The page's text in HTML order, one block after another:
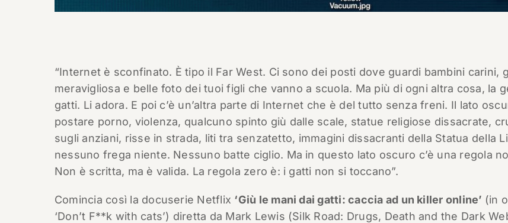
“Internet è sconfinato. È tipo il Far West. Ci sono dei posti dove guardi bambini carini,
meravigliosa e belle foto dei tuoi figli che vanno a scuola. Ma più di ogni altra cosa, la
gatti. Li adora. E poi c’è un’altra parte di Internet che è del tutto senza freni. Il lato
postare porno, violenza, qualcuno spinto giù dalle scale, statue religiose dissacrate,
sugli anziani, risse in strada, liti tra senzatetto, immagini dissacranti della Statua della
nessuno frega niente. Nessuno batte ciglio. Ma in questo lato oscuro c’è una regola
Non è scritta, ma è valida. La regola zero è: i gatti non si toccano”.
Comincia così la docuserie Netflix ‘Giù le mani dai gatti: caccia ad un killer online’ (in
‘Don’t F**k with cats’) diretta da Mark Lewis (Silk Road: Drugs, Death and the Dark